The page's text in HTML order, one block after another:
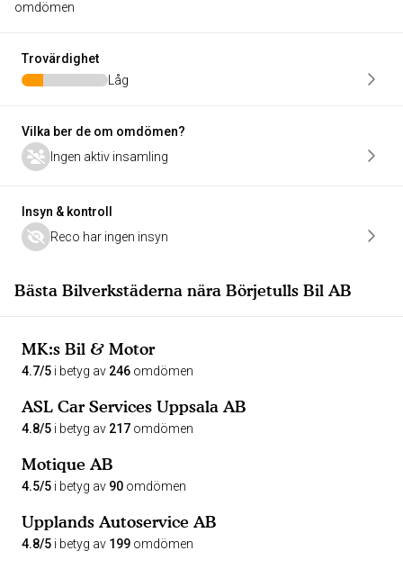
omdömen
Trovärdighet
Låg
Vilka ber de om omdömen?
Ingen aktiv insamling
Insyn & kontroll
Reco har ingen insyn
Bästa Bilverkstäderna nära Börjetulls Bil AB
MK:s Bil & Motor
4.7/5 i betyg av 246 omdömen
ASL Car Services Uppsala AB
4.8/5 i betyg av 217 omdömen
Motique AB
4.5/5 i betyg av 90 omdömen
Upplands Autoservice AB
4.8/5 i betyg av 199 omdömen